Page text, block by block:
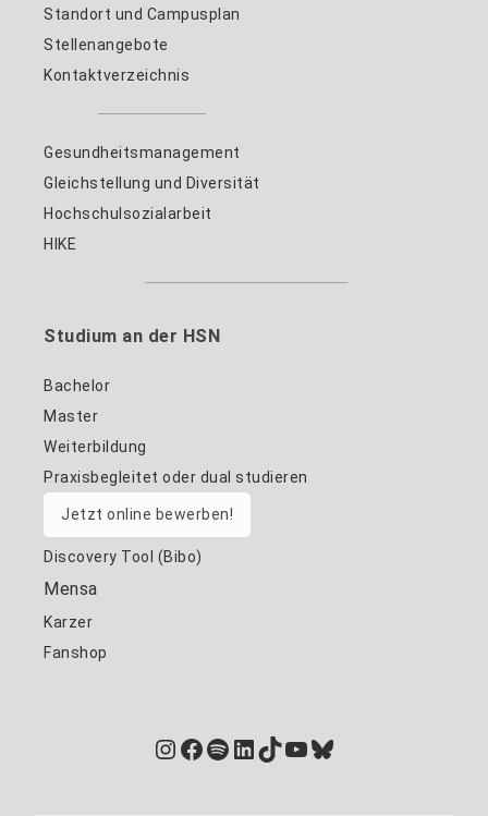
Standort und Campusplan
Stellenangebote
Kontaktverzeichnis
Gesundheitsmanagement
Gleichstellung und Diversität
Hochschulsozialarbeit
HIKE
Studium an der HSN
Bachelor
Master
Weiterbildung
Praxisbegleitet oder dual studieren
Jetzt online bewerben!
Discovery Tool (Bibo)
Mensa
Karzer
Fanshop
Instagram
Facebook
Spotify
LinkedIn
TikTok
YouTube
Bluesky